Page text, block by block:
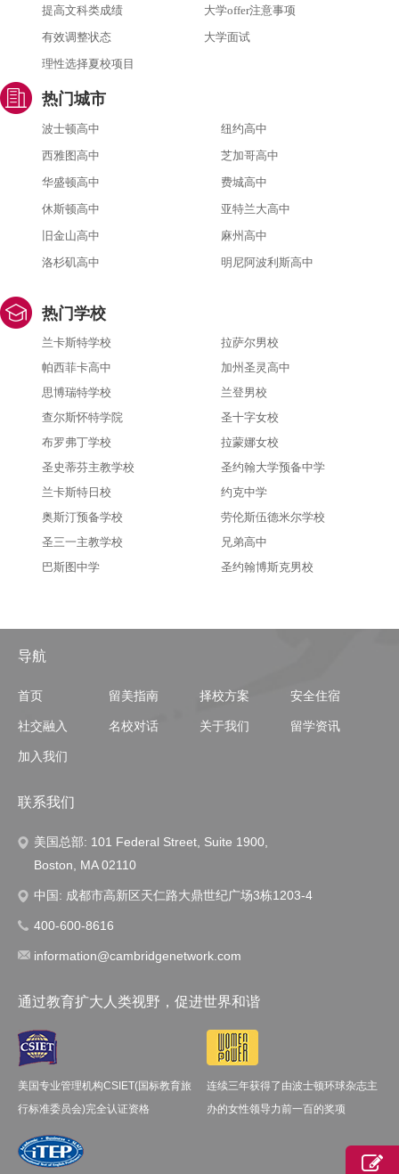
提高文科类成绩
大学offer注意事项
有效调整状态
大学面试
理性选择夏校项目
热门城市
波士顿高中
纽约高中
西雅图高中
芝加哥高中
华盛顿高中
费城高中
休斯顿高中
亚特兰大高中
旧金山高中
麻州高中
洛杉矶高中
明尼阿波利斯高中
热门学校
兰卡斯特学校
拉萨尔男校
帕西菲卡高中
加州圣灵高中
思博瑞特学校
兰登男校
查尔斯怀特学院
圣十字女校
布罗弗丁学校
拉蒙娜女校
圣史蒂芬主教学校
圣约翰大学预备中学
兰卡斯特日校
约克中学
奥斯汀预备学校
劳伦斯伍德米尔学校
圣三一主教学校
兄弟高中
巴斯图中学
圣约翰博斯克男校
导航
首页 留美指南 择校方案 安全住宿
社交融入 名校对话 关于我们 留学资讯
加入我们
联系我们
美国总部: 101 Federal Street, Suite 1900,
Boston, MA 02110
中国: 成都市高新区天仁路大鼎世纪广场3栋1203-4
400-600-8616
information@cambridgenetwork.com
通过教育扩大人类视野，促进世界和谐
美国专业管理机构CSIET(国标教育旅
行标准委员会)完全认证资格
连续三年获得了由波士顿环球杂志主
办的女性领导力前一百的奖项